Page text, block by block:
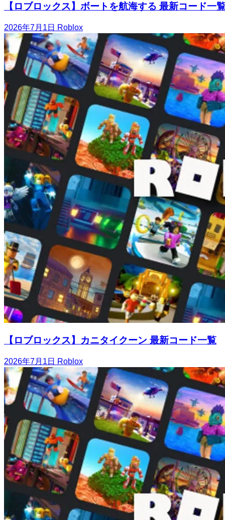
【ロブロックス】ボートを航海する 最新コード一
2026年7月1日 Roblox
【ロブロックス】カニタイクーン 最新コード一覧
2026年7月1日 Roblox